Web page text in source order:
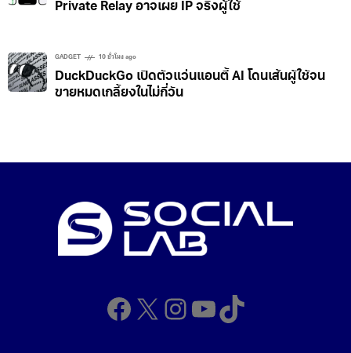
Private Relay อาจเผย IP จริงผู้ใช้
GADGET 10 ชั่วโมง ago
DuckDuckGo เปิดตัวแว่นแอนตี้ AI โดนเส้นผู้ใช้จน
ขายหมดเกลี้ยงในไม่กี่วัน
Facebook
X Instagram
YouTube
TikTok